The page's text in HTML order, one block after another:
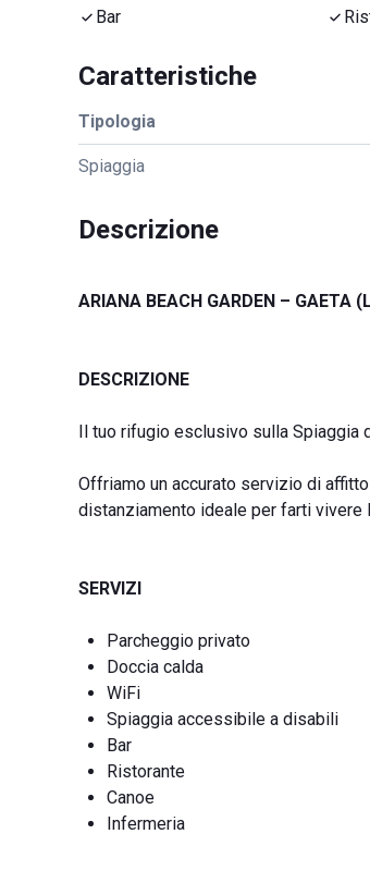
Bar
Caratteristiche
Tipologia
Spiaggia
Descrizione
ARIANA BEACH GARDEN – GAETA
DESCRIZIONE
Il tuo rifugio esclusivo sulla Spiaggia
Offriamo un accurato servizio di
distanziamento ideale per farti vivere
SERVIZI
Parcheggio privato
Doccia calda
WiFi
Spiaggia accessibile a disabili
Bar
Ristorante
Canoe
Infermeria